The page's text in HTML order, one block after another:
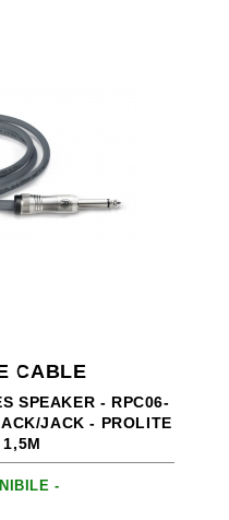
CABLE
SPEAKER - RPC06-
JACK - PROLITE
-